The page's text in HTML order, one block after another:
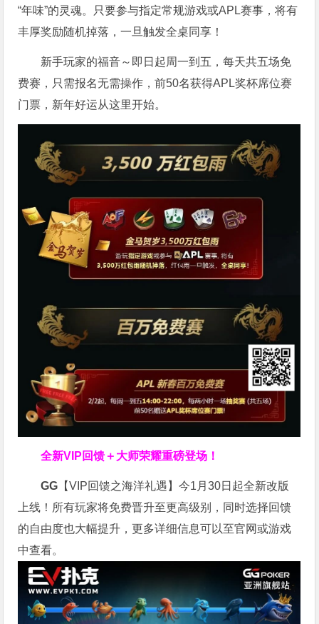
“年味”的灵魂。只要参与指定常规游戏或APL赛事，将有
丰厚奖励随机掉落，一旦触发全桌同享！
新手玩家的福音～即日起周一到五，每天共五场免
费赛，只需报名无需操作，前50名获得APL奖杯席位赛
门票，新年好运从这里开始。
全新VIP回馈＋大师荣耀重磅登场！
GG 【VIP回馈之海洋礼遇】今1月30日起全新改版
上线！所有玩家将免费晋升至更高级别，同时选择回馈
的自由度也大幅提升，更多详细信息可以至官网或游戏
中查看。